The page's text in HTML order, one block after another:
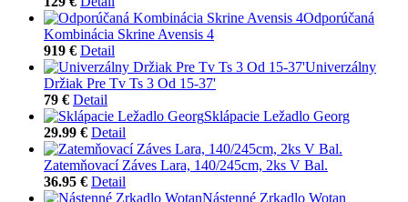
Odporúčaná
Kombinácia Skrine Avensis 4
919 € Detail
Univerzálny
Držiak Pre Tv Ts 3 Od 15-37'
79 € Detail
Sklápacie Ležadlo Georg
29.99 € Detail
Zatemňovací Záves Lara, 140/245cm, 2ks V Bal.
36.95 € Detail
Nástenné Zrkadlo Wotan